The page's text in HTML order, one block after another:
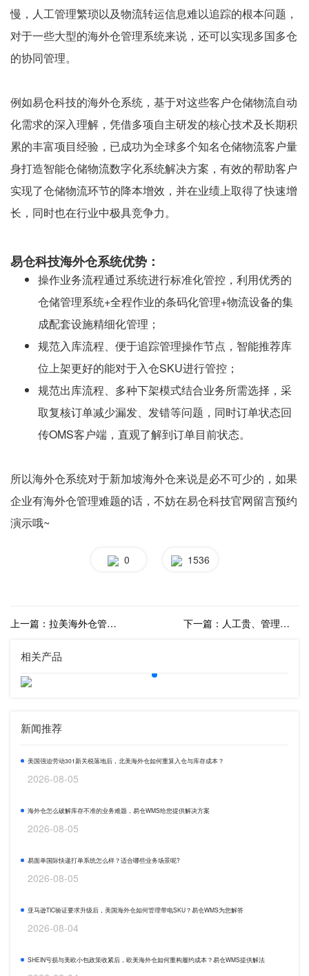
慢，人工管理繁琐以及物流转运信息难以追踪的根本问题，
对于一些大型的海外仓管理系统来说，还可以实现多国多仓
的协同管理。
例如易仓科技的海外仓系统，基于对这些客户仓储物流自动
化需求的深入理解，凭借多项自主研发的核心技术及长期积
累的丰富项目经验，已成功为全球多个知名仓储物流客户量
身打造智能仓储物流数字化系统解决方案，有效的帮助客户
实现了仓储物流环节的降本增效，并在业绩上取得了快速增
长，同时也在行业中极具竞争力。
易仓科技海外仓系统优势：
操作业务流程通过系统进行标准化管控，利用优秀的
仓储管理系统+全程作业的条码化管理+物流设备的集
成配套设施精细化管理；
规范入库流程、便于追踪管理操作节点，智能推荐库
位上架更好的能对于入仓SKU进行管控；
规范出库流程、多种下架模式结合业务所需选择，采
取复核订单减少漏发、发错等问题，同时订单状态回
传OMS客户端，直观了解到订单目前状态。
所以海外仓系统对于新加坡海外仓来说是必不可少的，如果
企业有海外仓管理难题的话，不妨在易仓科技官网留言预约
演示哦~
0 1536
上一篇：拉美海外仓管理系统哪家做的好？ 下一篇：人工贵、管理难：德国海外仓需要一个什么样的海外仓系统？
相关产品
新闻推荐
美国强迫劳动301新关税落地后，北美海外仓如何重算入仓与库存成本？
2026-08-05
海外仓怎么破解库存不准的业务难题，易仓WMS给您提供解决方案
2026-08-05
易面单国际快递打单系统怎么样？适合哪些业务场景呢?
2026-08-05
亚马逊TIC验证要求升级后，美国海外仓如何管理带电SKU？易仓WMS为您解答
2026-08-04
SHEIN亏损与美欧小包政策收紧后，欧美海外仓如何重构履约成本？易仓WMS提供解法